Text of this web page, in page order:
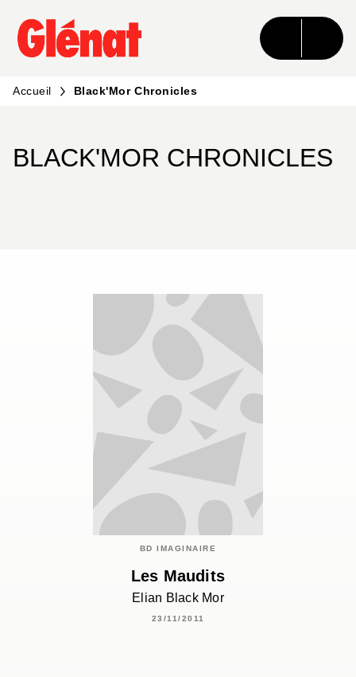
MENU RECHERCHE CONTENU
PIED DE PAGE
Accueil Black'Mor Chronicles
BLACK'MOR CHRONICLES
BD IMAGINAIRE
Les Maudits
Elian Black Mor
23/11/2011